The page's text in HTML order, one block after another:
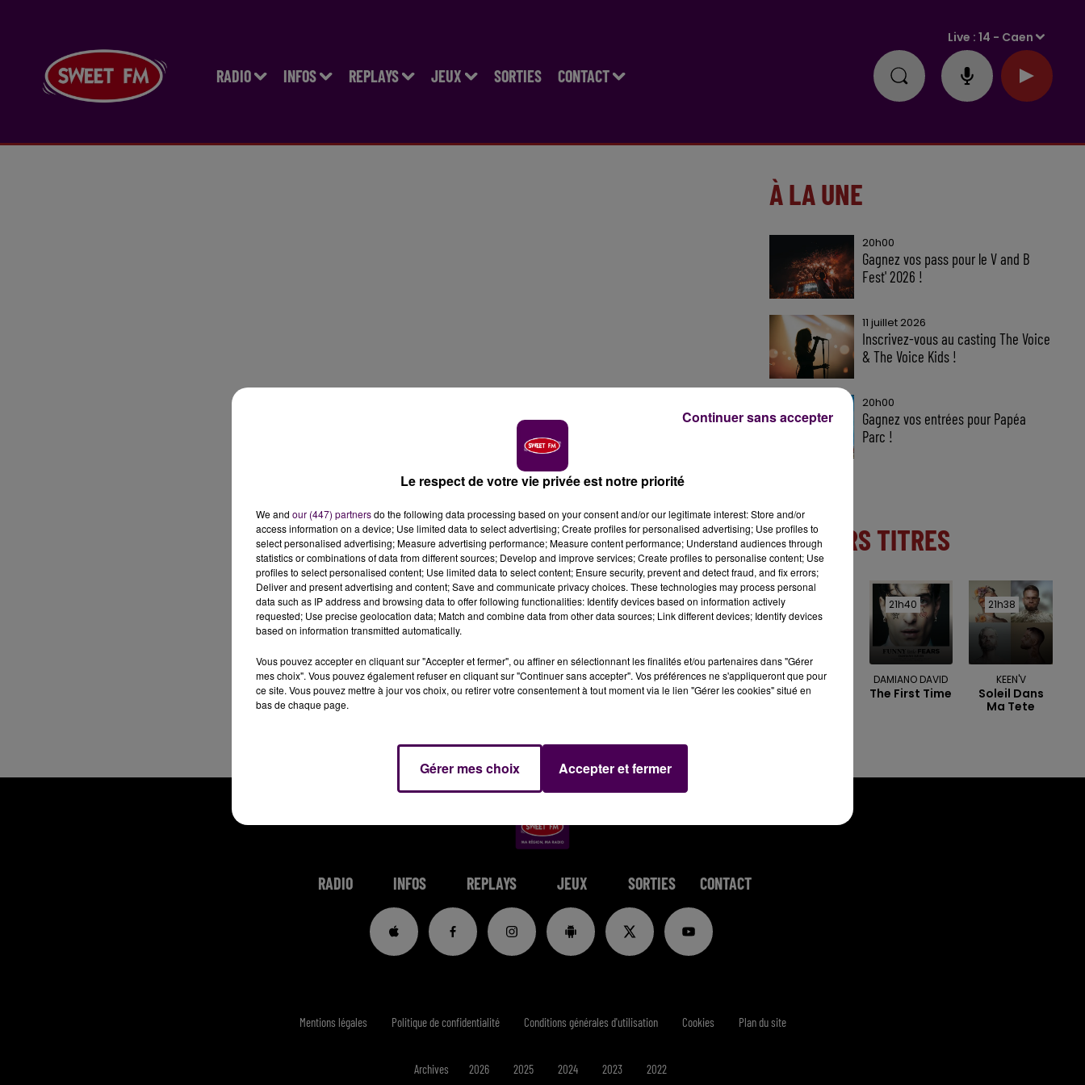
RADIO INFOS REPLAYS JEUX SORTIES CONTACT
Live :14 - Caen
À LA UNE
20h00
Gagnez vos pass pour le V and B
Fest' 2026 !
11 juillet 2026
Inscrivez-vous au casting The Voice
& The Voice Kids !
20h00
Gagnez vos entrées pour Papéa
Parc !
DERNIERS TITRES
MENTISSA
Fais-Gaffe À
21h40
21h40
DAMIANO DAVID
The First Time
21h38
21h38
KEEN'V
Soleil Dans
Ma Tete
RADIO INFOS REPLAYS JEUX SORTIES CONTACT
Mentions légales Politique de confidentialité Conditions générales d'utilisation Cookies Plan du site
Archives 2026 2025 2024 2023 2022
Le respect de votre vie privée est notre priorité
We and our (447) partnersdo the following data processing based on your consent and/or our legitimate interest: Store and/or
access information on a device; Use limited data to select advertising; Create profiles for personalised advertising; Use profiles to
select personalised advertising; Measure advertising performance; Measure content performance; Understand audiences through
statistics or combinations of data from different sources; Develop and improve services; Create profiles to personalise content; Use
profiles to select personalised content; Use limited data to select content; Ensure security, prevent and detect fraud, and fix errors;
Deliver and present advertising and content; Save and communicate privacy choices. These technologies may process personal
data such as IP address and browsing data to offer following functionalities: Identify devices based on information actively
requested; Use precise geolocation data; Match and combine data from other data sources; Link different devices; Identify devices
based on information transmitted automatically.
Vous pouvez accepter en cliquant sur "Accepter et fermer", ou affiner en sélectionnant les finalités et/ou partenaires dans "Gérer
mes choix". Vous pouvez également refuser en cliquant sur "Continuer sans accepter". Vos préférences ne s'appliqueront que pour
ce site. Vous pouvez mettre à jour vos choix, ou retirer votre consentement à tout moment via le lien "Gérer les cookies" situé en
bas de chaque page.
Gérer mes choix Accepter et fermer
Continuer sans accepter